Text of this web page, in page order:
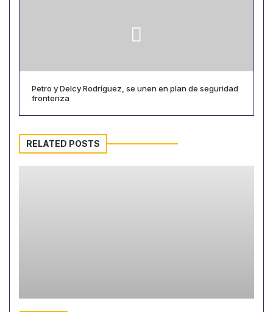
Petro y Delcy Rodríguez, se unen en plan de seguridad
fronteriza
RELATED POSTS